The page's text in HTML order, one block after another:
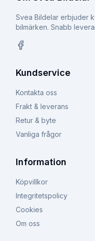
Svea Bildelar erbjuder
bilmärken. Snabb
Kundservice
Kontakta oss
Frakt & leverans
Retur & byte
Vanliga frågor
Information
Köpvillkor
Integritetspolicy
Cookies
Om oss